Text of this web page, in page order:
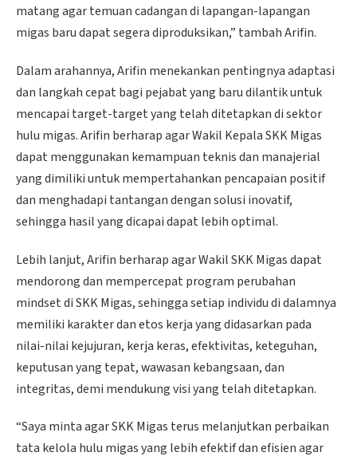
matang agar temuan cadangan di lapangan-lapangan
migas baru dapat segera diproduksikan,” tambah Arifin.
Dalam arahannya, Arifin menekankan pentingnya adaptasi
dan langkah cepat bagi pejabat yang baru dilantik untuk
mencapai target-target yang telah ditetapkan di sektor
hulu migas. Arifin berharap agar Wakil Kepala SKK Migas
dapat menggunakan kemampuan teknis dan manajerial
yang dimiliki untuk mempertahankan pencapaian positif
dan menghadapi tantangan dengan solusi inovatif,
sehingga hasil yang dicapai dapat lebih optimal.
Lebih lanjut, Arifin berharap agar Wakil SKK Migas dapat
mendorong dan mempercepat program perubahan
mindset di SKK Migas, sehingga setiap individu di dalamnya
memiliki karakter dan etos kerja yang didasarkan pada
nilai-nilai kejujuran, kerja keras, efektivitas, keteguhan,
keputusan yang tepat, wawasan kebangsaan, dan
integritas, demi mendukung visi yang telah ditetapkan.
“Saya minta agar SKK Migas terus melanjutkan perbaikan
tata kelola hulu migas yang lebih efektif dan efisien agar